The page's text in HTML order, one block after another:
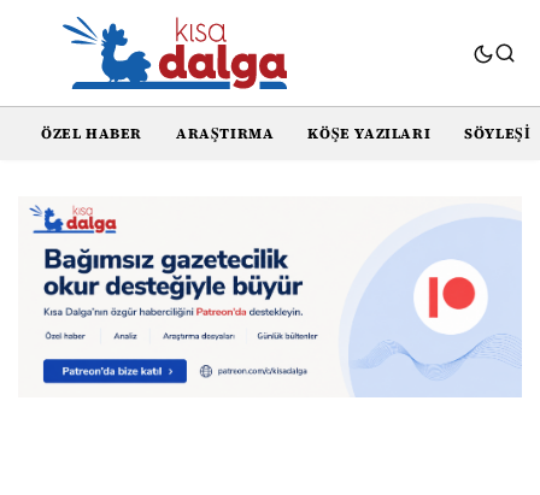
ÖZEL HABER ARAŞTIRMA KÖŞE YAZILARI SÖYLEŞI